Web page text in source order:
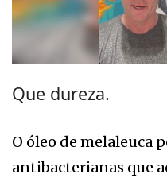
Que dureza.
O óleo de melaleuca
antibacterianas que